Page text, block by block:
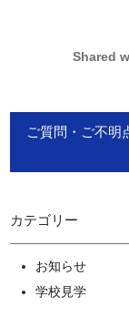
Shared
ご質問・ご不明
カテゴリー
お知らせ
学校見学